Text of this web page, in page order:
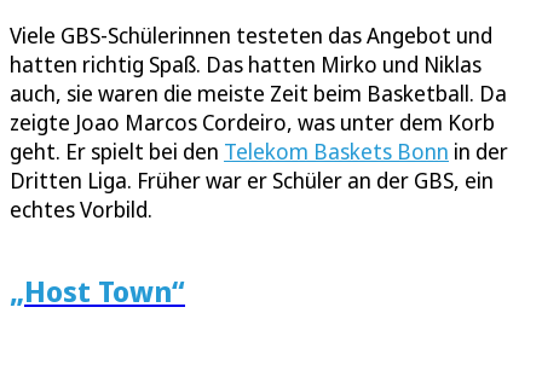
Viele GBS-Schülerinnen testeten das Angebot und
hatten richtig Spaß. Das hatten Mirko und Niklas
auch, sie waren die meiste Zeit beim Basketball. Da
zeigte Joao Marcos Cordeiro, was unter dem Korb
geht. Er spielt bei den Telekom Baskets Bonn in der
Dritten Liga. Früher war er Schüler an der GBS, ein
echtes Vorbild.
„Host Town“